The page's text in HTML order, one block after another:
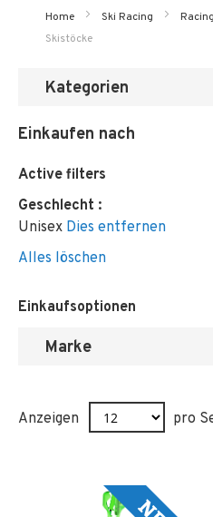
Home Ski Racing
Skistöcke
Anzeigen pro
Kategorien
Einkaufen nach
Active filters
Geschlecht
Unisex Dies entfernen
Alles löschen
Einkaufsoptionen
Marke